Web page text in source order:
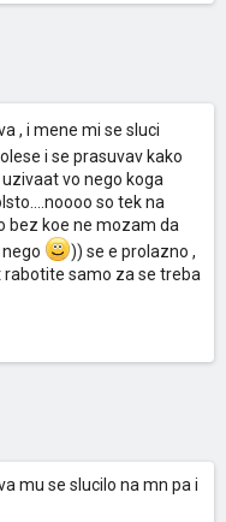
, i mene mi se sluci
i se prasuvav kako
vo nego koga
so tek na
bez koe ne mozam da
)) se e prolazno ,
rabotite samo za se treba
mu se slucilo na mn pa i